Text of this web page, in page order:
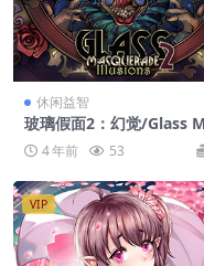
休闲益智
玻璃假面2：幻觉/Glass
querade 2: Illusions
4 年前 53
VIP